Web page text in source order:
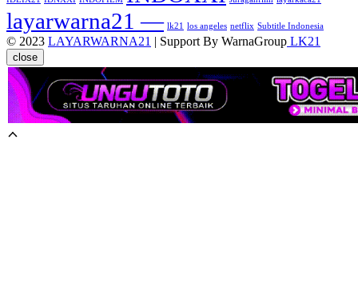
layarwarna21 — lk21 los angeles netflix Subtitle Indonesia
© 2023 LAYARWARNA21 | Support By WarnaGroup LK21
close